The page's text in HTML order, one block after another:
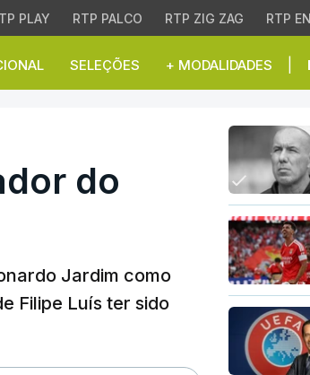
PLAY RTP PALCO RTP ZIG ZAG RTP
SELEÇÕES + MODALIDADES
do Flamengo
do
Jardim como
Filipe Luís ter sido